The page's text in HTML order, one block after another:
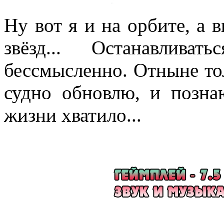
Ну вот я и на орбите, а
звёзд...
бессмысленно. Отныне
судно обновлю, и
жизни хватило...